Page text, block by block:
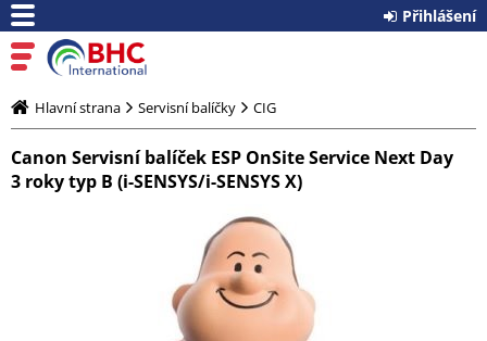
Přihlášení
Hlavní strana Servisní balíčky CIG
Canon Servisní balíček ESP OnSite Service Next Day
3 roky typ B (i-SENSYS/i-SENSYS X)